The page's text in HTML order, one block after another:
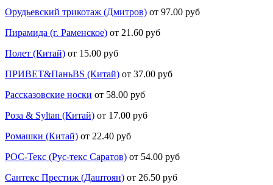
Орудьевский трикотаж (Дмитров) от 97.00 руб
Пирамида (г. Раменское) от 21.60 руб
Полет (Китай) от 15.00 руб
ПРИВЕТ&ПаньBS (Китай) от 37.00 руб
Рассказовские носки от 58.00 руб
Роза & Syltan (Китай) от 17.00 руб
Ромашки (Китай) от 22.40 руб
РОС-Текс (Рус-текс Саратов) от 54.00 руб
Сантекс Престиж (Даштоян) от 26.50 руб